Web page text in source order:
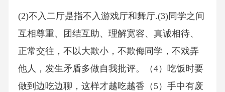
(2)不入二厅是指不入游戏厅和舞厅.(3)同学之间
互相尊重、团结互助、理解宽容、真诚相待、
正常交往，不以大欺小，不欺侮同学，不戏弄
他人，发生矛盾多做自我批评。（4）吃饭时要
做到边吃边聊，这样才越吃越香（5）手中有废